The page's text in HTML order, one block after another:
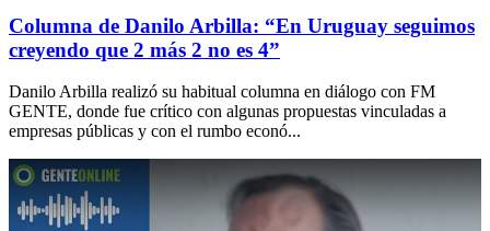
Columna de Danilo Arbilla: “En Uruguay seguimos
creyendo que 2 más 2 no es 4”
Danilo Arbilla realizó su habitual columna en diálogo con FM
GENTE, donde fue crítico con algunas propuestas vinculadas a
empresas públicas y con el rumbo econó...